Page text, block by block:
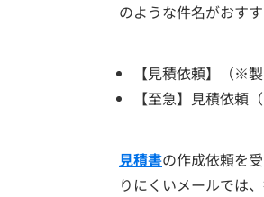
のような件名がおすす
【見積依頼】（※
【至急】見積依頼
見積書の作成依頼を
りにくいメールでは